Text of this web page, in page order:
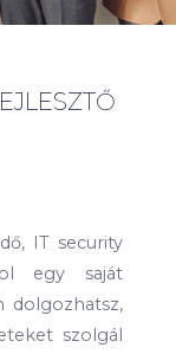
IT security
egy saját
dolgozhatsz,
szolgál